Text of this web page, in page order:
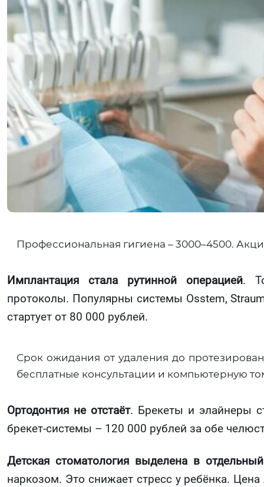
Профессиональная гигиена – 3000–4500.
Имплантация стала рутинной операцией.
протоколы. Популярны системы Osstem,
стартует от 80 000 рублей.
Срок ожидания от удаления до
бесплатные консультации и компьютерную
Ортодонтия не отстаёт. Брекеты и элайнеры
брекет-системы – 120 000 рублей за обе
Детская стоматология выделена в
наркозом. Это снижает стресс у ребёнка.